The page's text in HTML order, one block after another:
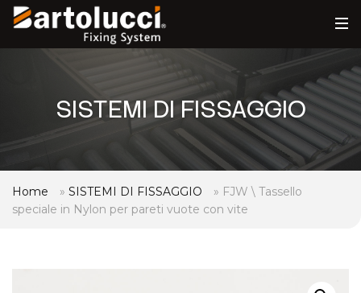
SISTEMI DI FISSAGGIO
Home » SISTEMI DI FISSAGGIO » FJW \ Tassello
speciale in Nylon per pareti vuote con vite